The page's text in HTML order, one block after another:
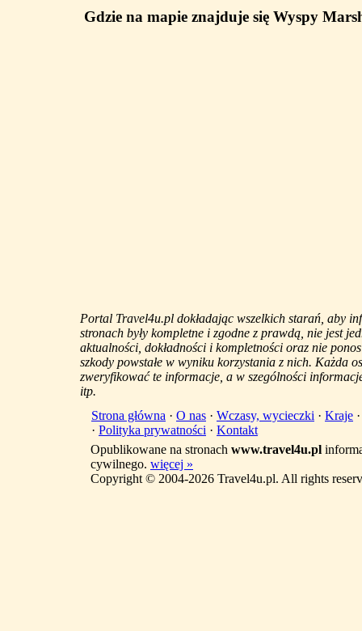
Gdzie na mapie znajduje się Wyspy
Portal Travel4u.pl dokładając wszelkich starań, aby
stronach były kompletne i zgodne z prawdą, nie jest
aktualności, dokładności i kompletności oraz nie
szkody powstałe w wyniku korzystania z nich. Każda
zweryfikować te informacje, a w szególności
itp.
Strona główna · O nas · Wczasy, wycieczki · Kraje
· Polityka prywatności · Kontakt
Opublikowane na stronach www.travel4u.pl
cywilnego. więcej »
Copyright © 2004-2026 Travel4u.pl. All rights